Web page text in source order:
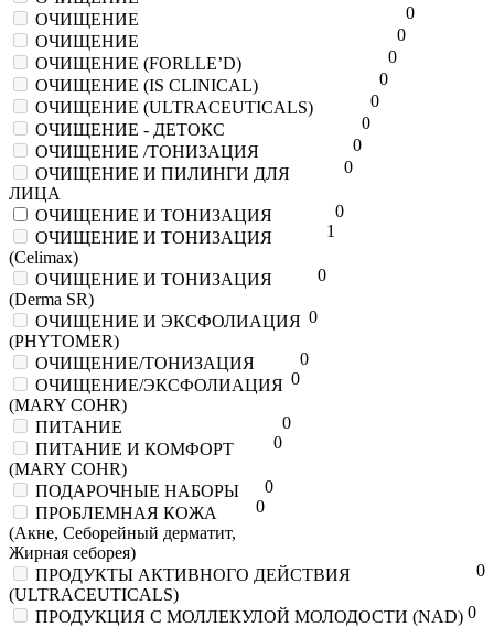
0
ОЧИЩЕНИЕ
0
ОЧИЩЕНИЕ
0
ОЧИЩЕНИЕ (FORLLE’D)
0
ОЧИЩЕНИЕ (IS CLINICAL)
0
ОЧИЩЕНИЕ (ULTRACEUTICALS)
0
ОЧИЩЕНИЕ - ДЕТОКС
0
ОЧИЩЕНИЕ /ТОНИЗАЦИЯ
0
ОЧИЩЕНИЕ И ПИЛИНГИ ДЛЯ
ЛИЦА
0
ОЧИЩЕНИЕ И ТОНИЗАЦИЯ
1
ОЧИЩЕНИЕ И ТОНИЗАЦИЯ
(Celimax)
0
ОЧИЩЕНИЕ И ТОНИЗАЦИЯ
(Derma SR)
0
ОЧИЩЕНИЕ И ЭКСФОЛИАЦИЯ
(PHYTOMER)
0
ОЧИЩЕНИЕ/ТОНИЗАЦИЯ
0
ОЧИЩЕНИЕ/ЭКСФОЛИАЦИЯ
(MARY COHR)
0
ПИТАНИЕ
0
ПИТАНИЕ И КОМФОРТ
(MARY COHR)
0
ПОДАРОЧНЫЕ НАБОРЫ
0
ПРОБЛЕМНАЯ КОЖА
(Акне, Себорейный дерматит,
Жирная себорея)
0
ПРОДУКТЫ АКТИВНОГО ДЕЙСТВИЯ
(ULTRACEUTICALS)
0
ПРОДУКЦИЯ С МОЛЛЕКУЛОЙ МОЛОДОСТИ (NAD)